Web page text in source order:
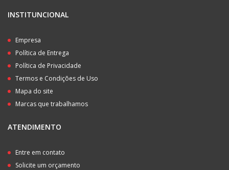
INSTITUNCIONAL
Empresa
Política de Entrega
Política de Privacidade
Termos e Condições de Uso
Mapa do site
Marcas que trabalhamos
ATENDIMENTO
Entre em contato
Solicite um orçamento